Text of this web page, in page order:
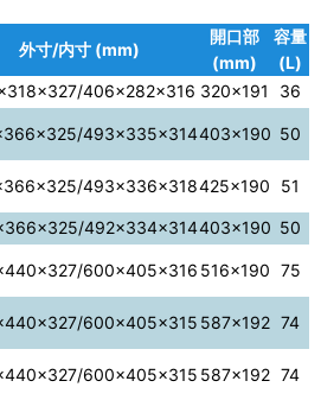
外寸/内寸 (mm)
開口部
(mm)
容量
(L)
406×282×316 320×191
36
493×335×314403×190 50
493×336×318425×190 51
492×334×314403×190 50
600×405×316 516×190 75
600×405×315 587×192 74
600×405×315 587×192 74